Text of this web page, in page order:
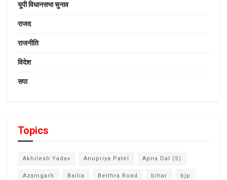
यूपी विधानसभा चुनाव
राजद
राजनीति
विदेश
सपा
Topics
Akhilesh Yadav Anupriya Patel Apna Dal (S)
Azamgarh Ballia Belthra Road bihar bjp